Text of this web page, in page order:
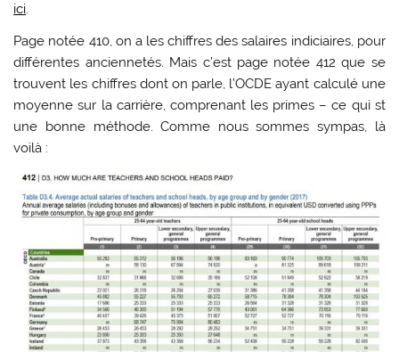
ici.
Page notée 410, on a les chiffres des salaires indiciaires, pour
différentes anciennetés. Mais c’est page notée 412 que se
trouvent les chiffres dont on parle, l’OCDE ayant calculé une
moyenne sur la carrière, comprenant les primes – ce qui st
une bonne méthode. Comme nous sommes sympas, là
voilà :